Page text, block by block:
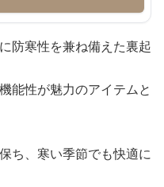
防寒性を兼ね備えた裏起
能性が魅力のアイテムと
ち、寒い季節でも快適に